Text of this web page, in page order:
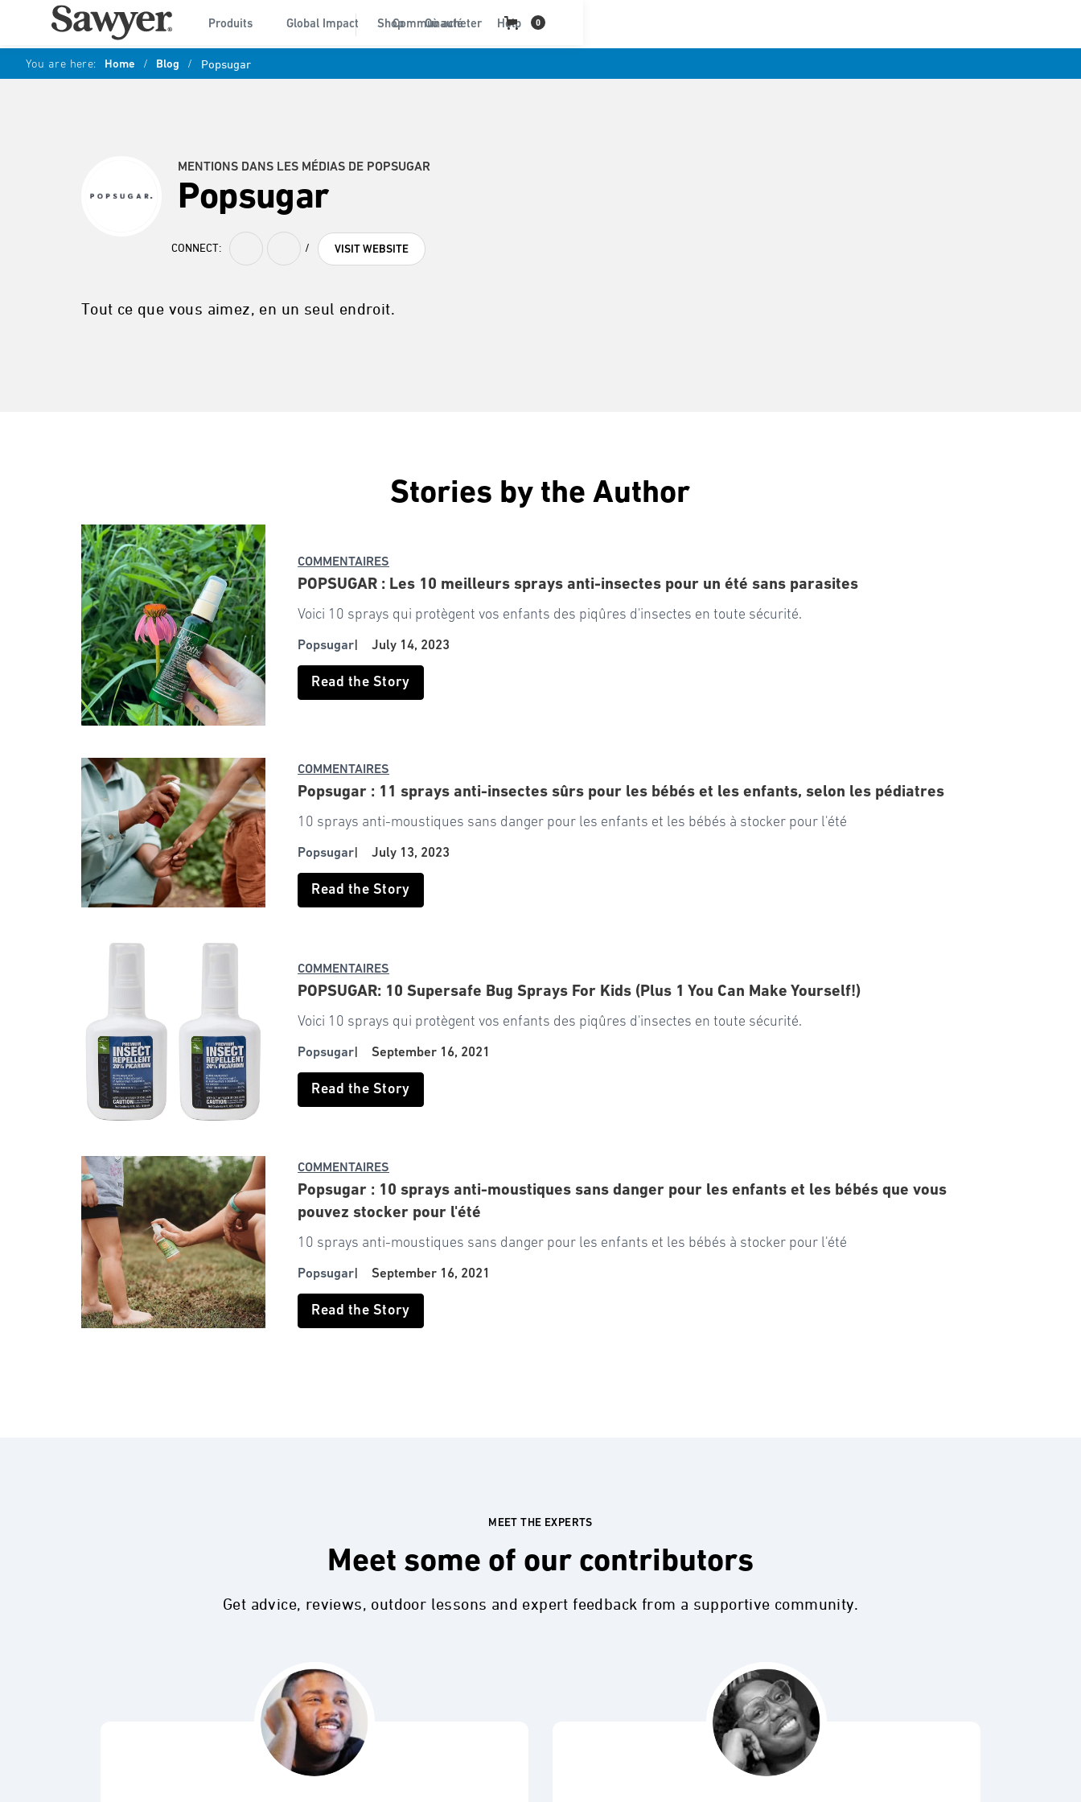
Produits Global Impact Communauté Help
Shop Où acheter 0
You are here: Home / Blog / Popsugar
MENTIONS DANS LES MÉDIAS DE POPSUGAR
Popsugar
CONNECT: / VISIT WEBSITE
Tout ce que vous aimez, en un seul endroit.
Stories by the Author
COMMENTAIRES
POPSUGAR : Les 10 meilleurs sprays anti-insectes pour un été sans parasites
Voici 10 sprays qui protègent vos enfants des piqûres d'insectes en toute sécurité.
Popsugar |July 14, 2023
Read the Story
COMMENTAIRES
Popsugar : 11 sprays anti-insectes sûrs pour les bébés et les enfants, selon les pédiatres
10 sprays anti-moustiques sans danger pour les enfants et les bébés à stocker pour l'été
Popsugar |July 13, 2023
Read the Story
COMMENTAIRES
POPSUGAR: 10 Supersafe Bug Sprays For Kids (Plus 1 You Can Make Yourself!)
Voici 10 sprays qui protègent vos enfants des piqûres d'insectes en toute sécurité.
Popsugar |September 16, 2021
Read the Story
COMMENTAIRES
Popsugar : 10 sprays anti-moustiques sans danger pour les enfants et les bébés que vous
pouvez stocker pour l'été
10 sprays anti-moustiques sans danger pour les enfants et les bébés à stocker pour l'été
Popsugar |September 16, 2021
Read the Story
MEET THE EXPERTS
Meet some of our contributors
Get advice, reviews, outdoor lessons and expert feedback from a supportive community.